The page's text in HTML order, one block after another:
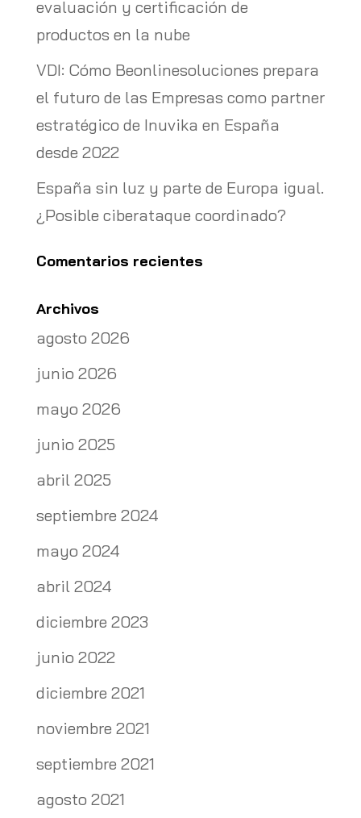
evaluación y certificación de
productos en la nube
VDI: Cómo Beonlinesoluciones prepara
el futuro de las Empresas como partner
estratégico de Inuvika en España
desde 2022
España sin luz y parte de Europa igual.
¿Posible ciberataque coordinado?
Comentarios recientes
Archivos
agosto 2026
junio 2026
mayo 2026
junio 2025
abril 2025
septiembre 2024
mayo 2024
abril 2024
diciembre 2023
junio 2022
diciembre 2021
noviembre 2021
septiembre 2021
agosto 2021